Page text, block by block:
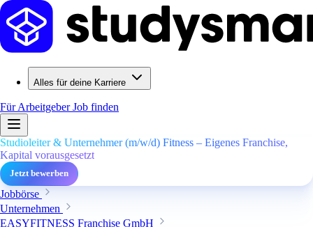
Alles für deine Karriere
Für ArbeitgeberJob finden
Studioleiter & Unternehmer (m/w/d) Fitness – Eigenes Franchise,
Kapital vorausgesetzt
Jetzt bewerben
Jobbörse
Unternehmen
EASYFITNESS Franchise GmbH